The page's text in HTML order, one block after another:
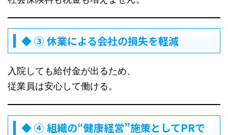
◆ ③ 休業による会社の損失を軽減
入院しても給付金が出るため、
従業員は安心して働ける。
◆ ④ 組織の“健康経営”施策としてPRで